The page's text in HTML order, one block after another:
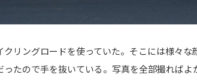
リングロードを使っていた。そこには様々
たので手を抜いている。写真を全部撮れば